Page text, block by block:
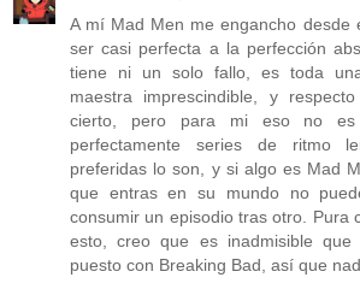
A mí Mad Men me engancho desde
ser casi perfecta a la perfección
tiene ni un solo fallo, es toda
maestra imprescindible, y
cierto, pero para mi eso no es
perfectamente series de ritmo
preferidas lo son, y si algo es Mad
que entras en su mundo no
consumir un episodio tras otro. Pura
esto, creo que es inadmisible
puesto con Breaking Bad, así que